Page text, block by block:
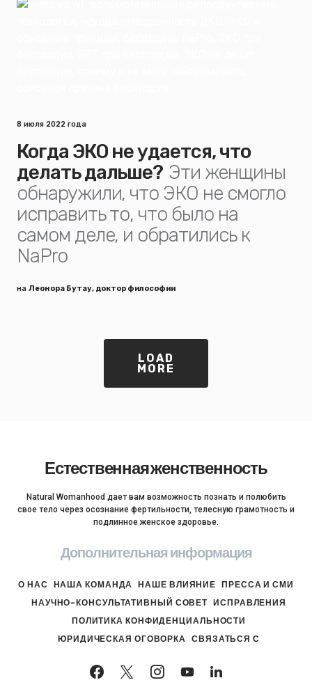
8 июля 2022 года
Когда ЭКО не удается, что
делать дальше? Эти женщины
обнаружили, что ЭКО не смогло
исправить то, что было на
самом деле, и обратились к
NaPro
на Леонора Бутау, доктор философии
LOAD
MORE
Естественная женственность
Natural Womanhood дает вам возможность познать и полюбить
свое тело через осознание фертильности, телесную грамотность и
подлинное женское здоровье.
Дополнительная информация
О НАС НАША КОМАНДА НАШЕ ВЛИЯНИЕ
ПРЕССА И СМИ
НАУЧНО-КОНСУЛЬТАТИВНЫЙ СОВЕТ ИСПРАВЛЕНИЯ
ПОЛИТИКА КОНФИДЕНЦИАЛЬНОСТИ
ЮРИДИЧЕСКАЯ ОГОВОРКА
СВЯЗАТЬСЯ С